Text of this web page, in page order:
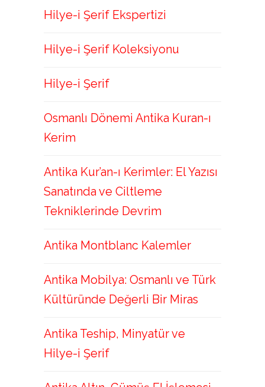
Hilye-i Şerif Ekspertizi
Hilye-i Şerif Koleksiyonu
Hilye-i Şerif
Osmanlı Dönemi Antika Kuran-ı
Kerim
Antika Kur’an-ı Kerimler: El Yazısı
Sanatında ve Ciltleme
Tekniklerinde Devrim
Antika Montblanc Kalemler
Antika Mobilya: Osmanlı ve Türk
Kültüründe Değerli Bir Miras
Antika Teship, Minyatür ve
Hilye-i Şerif